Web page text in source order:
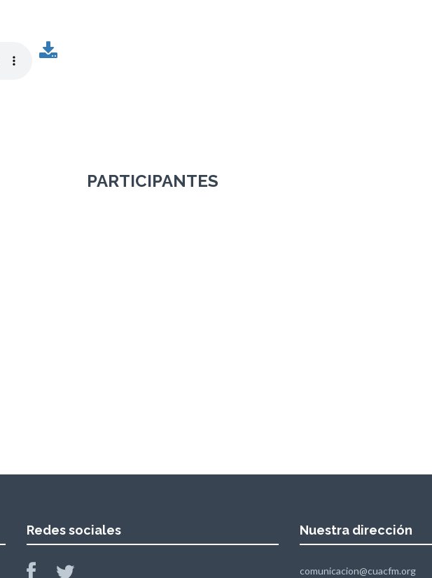
PARTICIPANTES
Redes sociales Nuestra dirección
comunicacion@cuacfm.org